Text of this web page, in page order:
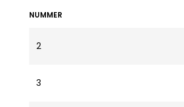
NUMMER
2
3